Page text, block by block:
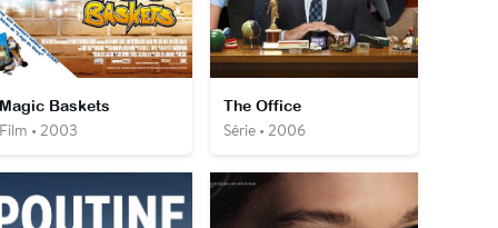
Baskets
• 2003
The Office
Série • 2006